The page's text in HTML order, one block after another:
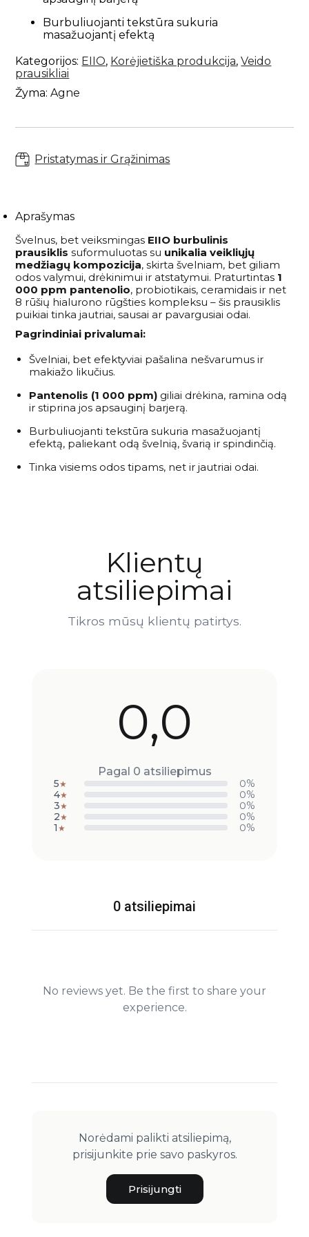
Paakių kremai ir serumai
Paakių kaukės
Kaklo kremai
Veido kremai
Lūpų priežiūra
Savaiminio įdegio priemonės veidui
Savaiminio įdegio priemonės kūnui
Anticeliulitinės priemonės
Natūralūs dezodorantai
Vonios druskos
Apsauga nuo saulės kūnui
Skaistalai
Akių pieštukai
Blakstienoms (tušai, serumai)
Antakių pieštukai
Lūpų pieštukai
Makiažo rinkiniai
Plaukų kondicionieriai
Plaukų kaukės ir ampulės
Plaukų kremai
Nenuskalaujami kondicionieriai
Plaukų serumai ir aliejai
Plaukų formavimo priemonės
Rinkiniai su nuolaida
Sportinės Liemenelės
Sijonai
Šortai
Kojinės
Tamprės
Rinkiniai
Kvepalai
VISOS PREKĖS
Burbuliuojanti tekstūra sukuria
masažuojantį efektą
Kategorijos: EIIO, Korėjietiška produkcija,Veido
prausikliai
Žyma:Agne
Pristatymas ir Grąžinimas
Aprašymas
Švelnus, bet veiksmingas EIIO burbulinis
prausiklis suformuluotas su unikalia veikliųjų
medžiagų kompozicija, skirta švelniam, bet giliam
odos valymui, drėkinimui ir atstatymui. Praturtintas 1
000 ppm pantenolio, probiotikais, ceramidais ir net
8 rūšių hialurono rūgšties kompleksu – šis prausiklis
puikiai tinka jautriai, sausai ar pavargusiai odai.
Pagrindiniai privalumai:
Švelniai, bet efektyviai pašalina nešvarumus ir
makiažo likučius.
Pantenolis (1 000 ppm) giliai drėkina, ramina odą
ir stiprina jos apsauginį barjerą.
Burbuliuojanti tekstūra sukuria masažuojantį
efektą, paliekant odą švelnią, švarią ir spindinčią.
Tinka visiems odos tipams, net ir jautriai odai.
Klientų
atsiliepimai
Tikros mūsų klientų patirtys.
0,0
Pagal 0 atsiliepimus
5★
0%
4★
0%
3★
0%
2★
0%
1 ★ 0%
0 atsiliepimai
No reviews yet. Be the first to share your
experience.
Norėdami palikti atsiliepimą,
prisijunkite prie savo paskyros.
Prisijungti